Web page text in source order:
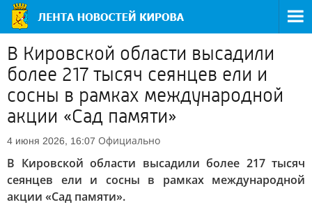
В Кировской области высадили
более 217 тысяч сеянцев ели и
сосны в рамках международной
акции «Сад памяти»
4 июня 2026, 16:07 Официально
В Кировской области высадили более 217 тысяч
сеянцев ели и сосны в рамках международной
акции «Сад памяти».